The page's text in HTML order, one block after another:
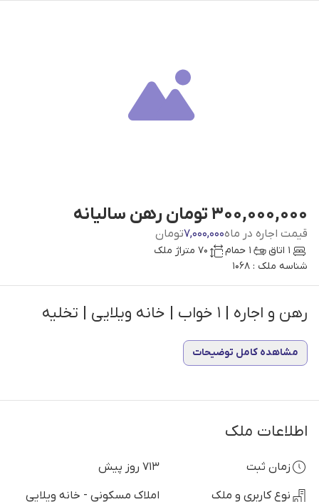
300,000,000 تومان رهن سالیانه
قیمت اجاره در ماه7,000,000تومان
1 اتاق 1 حمام
70 متراژ ملک
شناسه ملک : 1068
رهن و اجاره | 1 خواب | خانه ویلایی | تخلیه
مشاهده کامل توضیحات
اطلاعات ملک
زمان ثبت
713 روز پیش
نوع کاربری و ملک
املاک مسکونی - خانه ویلایی